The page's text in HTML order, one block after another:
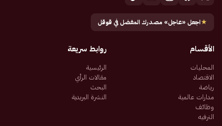
★اجعل «عاجل» مصدرك المفضل في قوقل
الأقسام
المحليات
الاقتصاد
رياضة
مدارات عالمية
وظائف
الترفيه
روابط سريعة
الرئيسية
مقالات الرأي
البحث
النشرة البريدية